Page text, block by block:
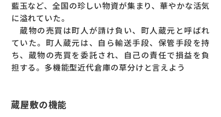
藍玉など、全国の珍しい物資が集まり、華やかな活気
に溢れていた。
蔵物の売買は町人が請け負い、町人蔵元と呼ばれ
ていた。町人蔵元は、自ら輸送手段、保管手段を持
ち、蔵物の売買を委託され、自己の責任で損益を負
担する。多機能型近代倉庫の草分けと言えよう
蔵屋敷の機能